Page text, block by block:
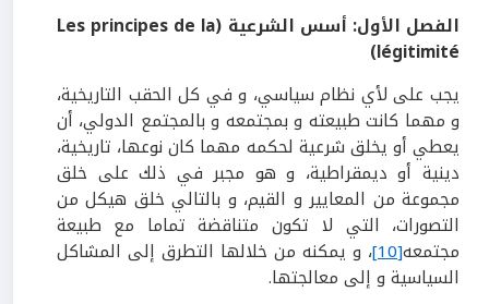
الفصل الأول: أسس الشرعية (Les principes de la
légitimité)
يجب على لأي نظام سياسي، و في كل الحقب التاريخية،
و مهما كانت طبيعته و بمجتمعه و بالمجتمع الدولي، أن
يعطي أو يخلق شرعية لحكمه مهما كان نوعها، تاريخية،
دينية أو ديمقراطية، و هو مجبر في ذلك على خلق
مجموعة من المعايير و القيم، و بالتالي خلق هيكل من
التصورات، التي لا تكون متناقضة تماما مع طبيعة
مجتمعه[10]
، و يمكنه من خلالها التطرق إلى المشاكل
السياسية و إلى معالجتها.